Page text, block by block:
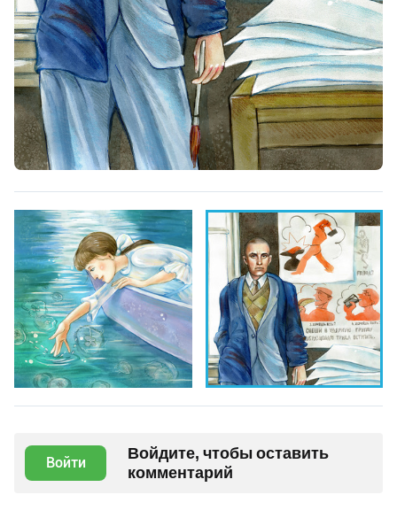
Войти
Войдите, чтобы оставить
комментарий